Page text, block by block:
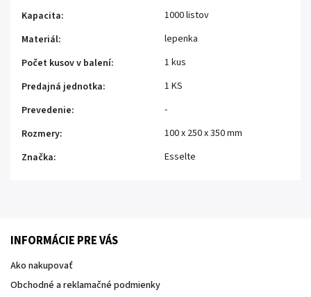
Kapacita:
1000 listov
Materiál:
lepenka
Počet kusov v balení:
1 kus
Predajná jednotka:
1 KS
Prevedenie:
-
Rozmery:
100 x 250 x 350 mm
Značka: Esselte
INFORMÁCIE PRE VÁS
Ako nakupovať
Obchodné a reklamačné podmienky